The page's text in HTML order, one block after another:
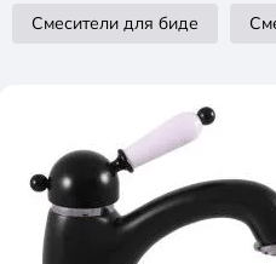
Смесители для биде